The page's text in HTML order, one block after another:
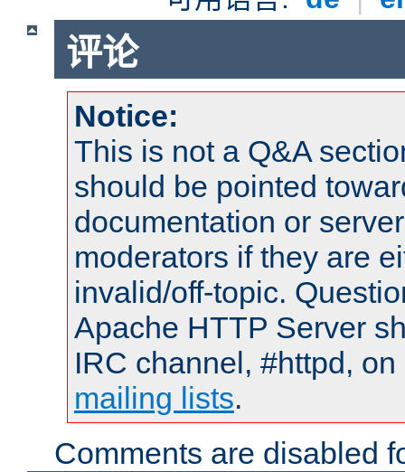
评论
Notice:
This is not a Q&A
should be pointed
documentation or
moderators if they are
invalid/off-topic.
Apache HTTP Server
IRC channel, #httpd,
mailing lists.
Comments are disabled